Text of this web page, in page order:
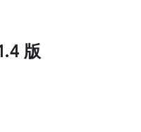
.4 版